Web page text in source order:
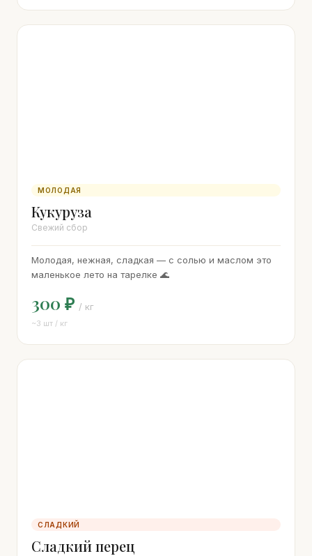
МОЛОДАЯ
Кукуруза
Свежий сбор
Молодая, нежная, сладкая — с солью и маслом это
маленькое лето на тарелке 🌊
300 ₽ / кг
~3 шт / кг
СЛАДКИЙ
Сладкий перец